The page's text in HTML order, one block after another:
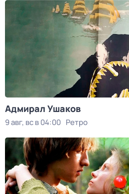
Адмирал Ушаков
9 авг, вс в 04:00 Ретро